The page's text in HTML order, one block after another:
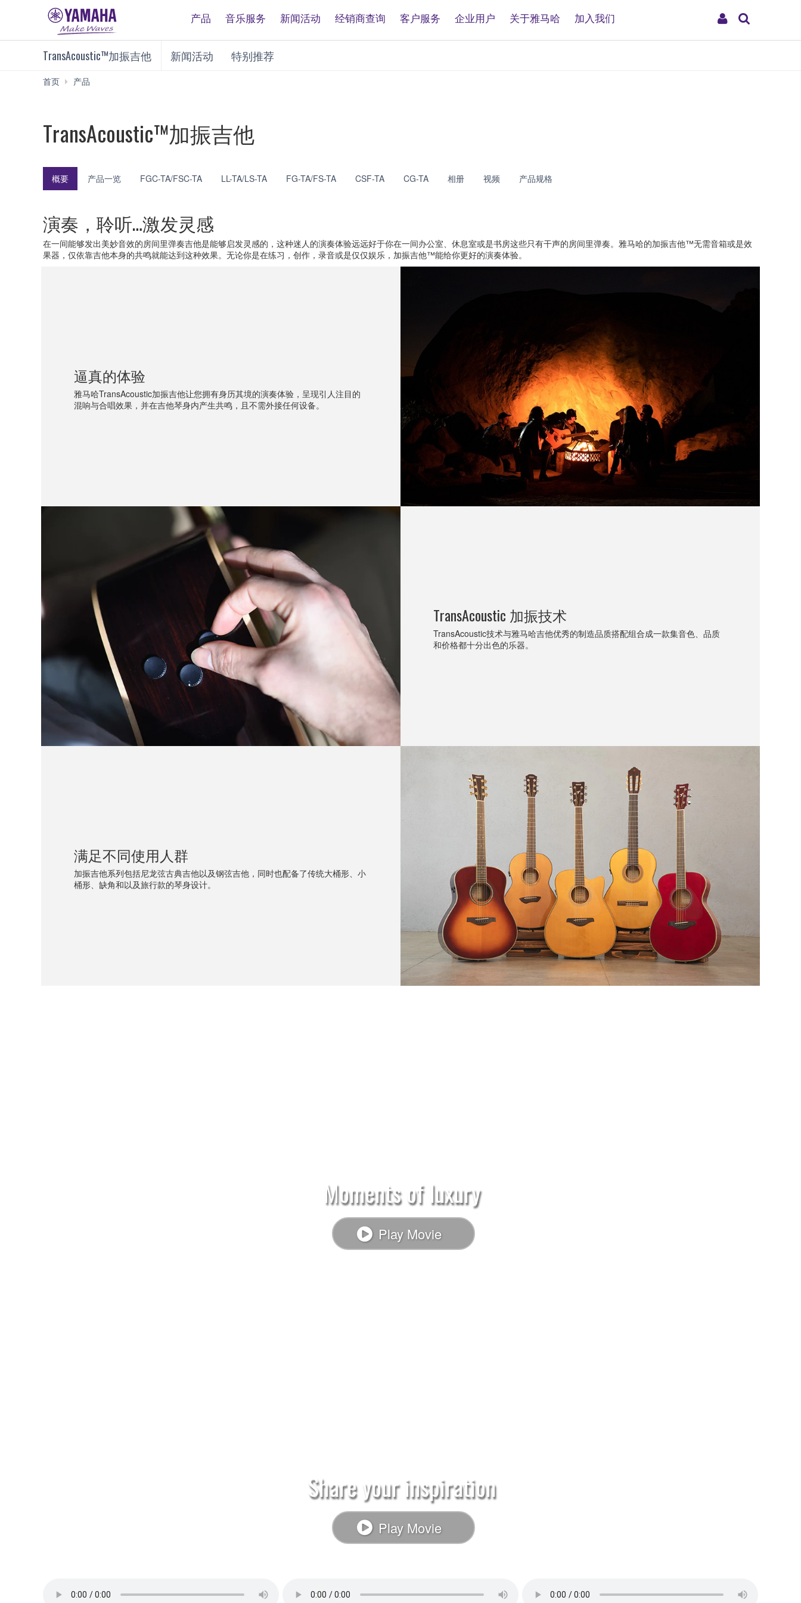
My
产品 音乐服务 新闻活动 经销商查询 客户服务 企业用户 关于雅马哈 加入我们
TransAcoustic™加振吉他 新闻活动 特别推荐
首页 产品
他
TransAcoustic™加振吉他
概要 产品一览 FGC-TA/FSC-TA LL-TA/LS-TA FG-TA/FS-TA CSF-TA CG-TA 相册 视频 产品规格
演奏，聆听…激发灵感
在一间能够发出美妙音效的房间里弹奏吉他是能够启发灵感的，这种迷人的演奏体验远远好于你在一间办公室、休息室或是书房这些只有干声的房间里弹奏。雅马哈的加振吉他™无需音箱或是效
果器，仅依靠吉他本身的共鸣就能达到这种效果。无论你是在练习，创作，录音或是仅仅娱乐，加振吉他™能给你更好的演奏体验。
逼真的体验
雅马哈TransAcoustic加振吉他让您拥有身历其境的演奏体验，呈现引人注目的
混响与合唱效果，并在吉他琴身内产生共鸣，且不需外接任何设备。
TransAcoustic 加振技术
TransAcoustic技术与雅马哈吉他优秀的制造品质搭配组合成一款集音色、品质
和价格都十分出色的乐器。
满足不同使用人群
加振吉他系列包括尼龙弦古典吉他以及钢弦吉他，同时也配备了传统大桶形、小
桶形、缺角和以及旅行款的琴身设计。
Moments of luxury
Play Movie
Share your inspiration
Play Movie